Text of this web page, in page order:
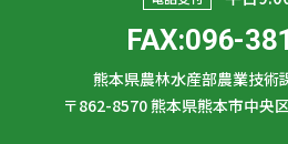
FAX:096-
熊本県農林水産部農業技術
〒862-8570熊本県熊本市中央